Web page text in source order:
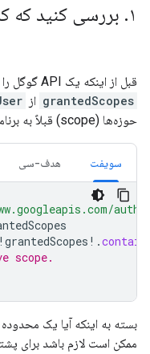
۱. بررسی کنید که
قبل از اینکه یک API گوگل را فراخوانی کنید، با استفاده از ویژگی
grantedScopes از
حوزه‌ها (scope) قبلاً به برنامه شما اعطا شده‌اند:
سویفت هدف-سی
! grantedScopes !.
scope.
بسته به اینکه آیا یک
ممکن است لازم باشد برای